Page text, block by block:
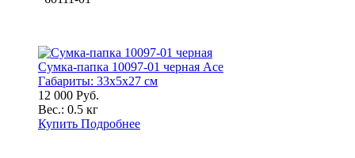
Сумка-папка 10097-01 черная Ace
Габариты: 33x5x27 см
12 000 Руб.
Вес.: 0.5 кг
Купить Подробнее